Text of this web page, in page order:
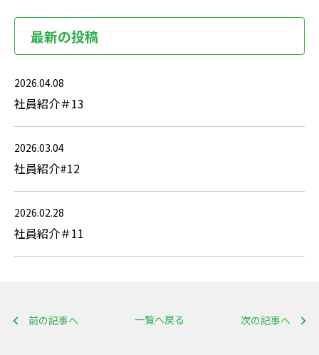
最新の投稿
2026.04.08
社員紹介＃13
2026.03.04
社員紹介#12
2026.02.28
社員紹介＃11
前の記事へ 次の記事へ
一覧へ戻る